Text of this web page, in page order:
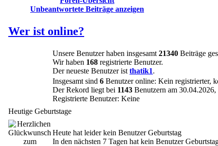
Unbeantwortete Beiträge anzeigen
Wer ist online?
Unsere Benutzer haben insgesamt 21340 Beiträge
Wir haben 168 registrierte Benutzer.
Der neueste Benutzer ist thatik1.
Insgesamt sind 6 Benutzer online: Kein registrierter,
Der Rekord liegt bei 1143 Benutzern am 30.04.2026,
Registrierte Benutzer: Keine
Heutige Geburtstage
Heute hat leider kein Benutzer Geburtstag
In den nächsten 7 Tagen hat kein Benutzer